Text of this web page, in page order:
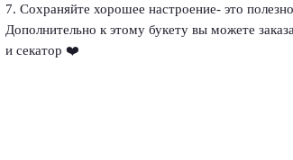
7. Сохраняйте хорошее настроение- это
Дополнительно к этому букету вы можете
и секатор ❤️